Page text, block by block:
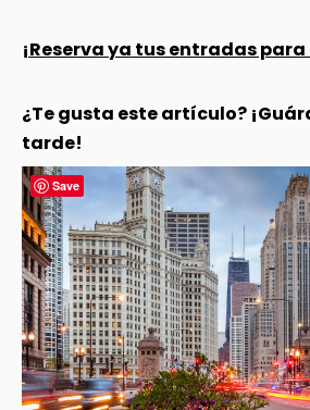
¡Reserva ya tus entradas
¿Te gusta este artículo?
tarde!
Save